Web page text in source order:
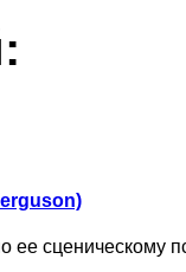
сценическому